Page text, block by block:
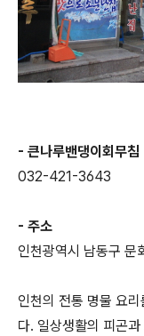
- 큰나루밴댕이회무침
032-421-3643
- 주소
인천광역시 남동구
인천의 전통 명물 요
다. 일상생활의 피곤